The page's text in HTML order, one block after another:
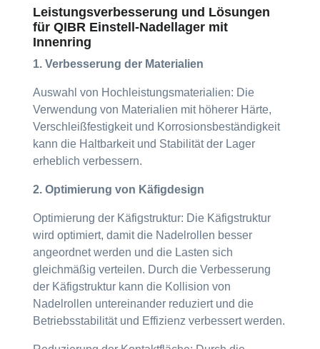
Leistungsverbesserung und Lösungen
für QIBR Einstell-Nadellager mit
Innenring
1. Verbesserung der Materialien
Auswahl von Hochleistungsmaterialien: Die
Verwendung von Materialien mit höherer Härte,
Verschleißfestigkeit und Korrosionsbeständigkeit
kann die Haltbarkeit und Stabilität der Lager
erheblich verbessern.
2. Optimierung von Käfigdesign
Optimierung der Käfigstruktur: Die Käfigstruktur
wird optimiert, damit die Nadelrollen besser
angeordnet werden und die Lasten sich
gleichmäßig verteilen. Durch die Verbesserung
der Käfigstruktur kann die Kollision von
Nadelrollen untereinander reduziert und die
Betriebsstabilität und Effizienz verbessert werden.